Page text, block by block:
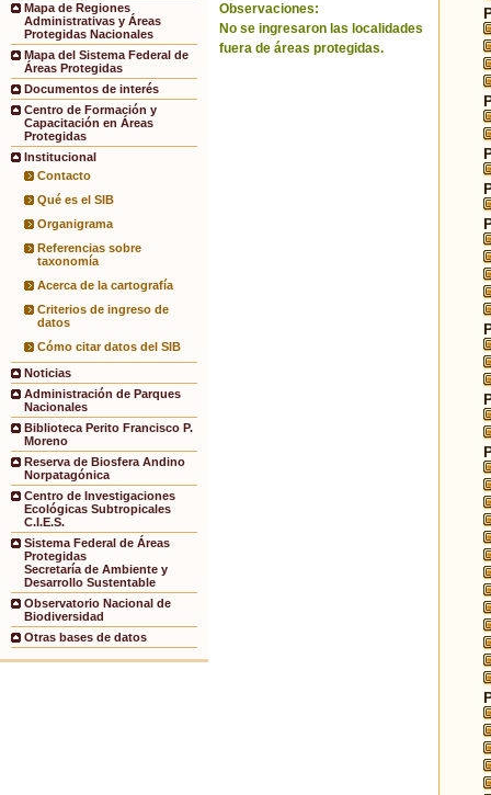
Mapa de Regiones
Administrativas y Áreas
Protegidas Nacionales
Mapa del Sistema Federal de
Áreas Protegidas
Documentos de interés
Centro de Formación y
Capacitación en Áreas
Protegidas
Institucional
Contacto
Qué es el SIB
Organigrama
Referencias sobre
taxonomía
Acerca de la cartografía
Criterios de ingreso de
datos
Cómo citar datos del SIB
Noticias
Administración de Parques
Nacionales
Biblioteca Perito Francisco P.
Moreno
Reserva de Biosfera Andino
Norpatagónica
Centro de Investigaciones
Ecológicas Subtropicales
C.I.E.S.
Sistema Federal de Áreas
Protegidas
Secretaría de Ambiente y
Desarrollo Sustentable
Observatorio Nacional de
Biodiversidad
Otras bases de datos
Observaciones:
No se ingresaron las localidades
fuera de áreas protegidas.